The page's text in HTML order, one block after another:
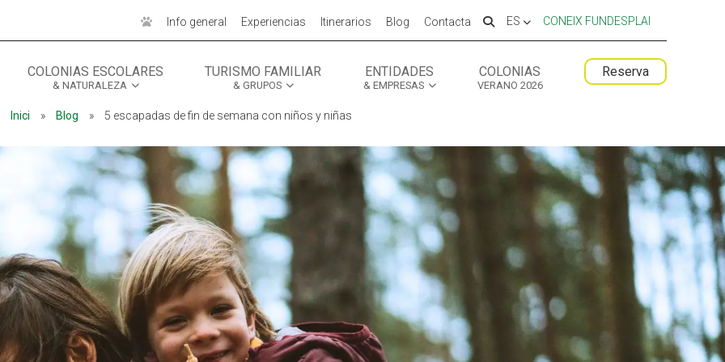
Info general Experiencias Itinerarios Blog Contacta ES CONEIX FUNDESPLAI
COLONIAS ESCOLARES
& NATURALEZA
TURISMO FAMILIAR
& GRUPOS
ENTIDADES
& EMPRESAS
COLONIAS
VERANO 2026
Reserva
Inici » Blog » 5 escapadas de fin de semana con niños y niñas
MÓN ESCOLAR ALBERG CENTRE ESPLAI FORMACIÓ
SOCIAL I JOVES ESPLAIS SUPORT TERCER SECTOR
ACTUALITAT
Notícies
COL·LABORA
Fes voluntariat
MÓN ESCOLAR ALBERG CENTRE ESPLAI FORMACIÓ
SOCIAL I JOVES ESPLAIS SUPORT TERCER SECTOR
ACTUALITAT
Notícies
COL·LABORA
Fes voluntariat